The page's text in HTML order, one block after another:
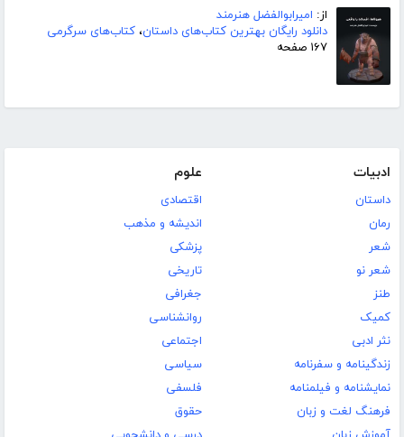
از: امیرابوالفضل هنرمند
دانلود رایگان بهترین کتاب‌های داستان، کتاب‌های سرگرمی
۱۶۷ صفحه
ادبیات
داستان
رمان
شعر
شعر نو
طنز
کمیک
نثر ادبی
زندگینامه و سفرنامه
نمایشنامه و فیلمنامه
فرهنگ لغت و زبان
علوم
اقتصادی
اندیشه و مذهب
پزشکی
تاریخی
جغرافی
روانشناسی
اجتماعی
سیاسی
فلسفی
حقوق